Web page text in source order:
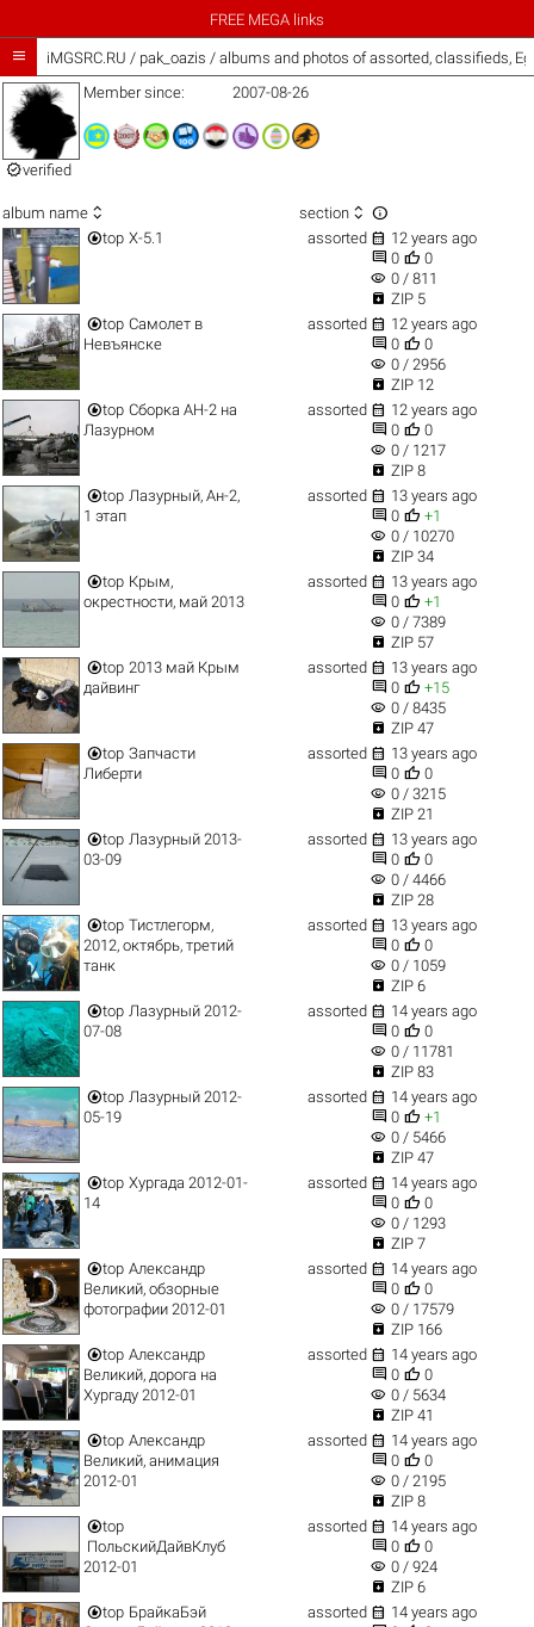
FREE MEGA links
 iMGSRC.RU / pak_oazis / albums and photos of assorted, classifieds,
verified
Member since: 2007-08-26
album name  section  
top Х-5.1 assorted  12 years ago
 0  0
visibility 0 / 811
 ZIP 5
top Самолет в
Невъянске
assorted  12 years ago
 0  0
visibility 0 / 2956
 ZIP 12
top Сборка АН-2 на
Лазурном
assorted  12 years ago
 0  0
visibility 0 / 1217
 ZIP 8
top Лазурный, Ан-2,
1 этап
assorted  13 years ago
 0  +1
visibility 0 / 10270
 ZIP 34
top Крым,
окрестности, май 2013
assorted  13 years ago
 0  +1
visibility 0 / 7389
 ZIP 57
top 2013 май Крым
дайвинг
assorted  13 years ago
 0  +15
visibility 0 / 8435
 ZIP 47
top Запчасти
Либерти
assorted  13 years ago
 0  0
visibility 0 / 3215
 ZIP 21
top Лазурный 2013-
03-09
assorted  13 years ago
 0  0
visibility 0 / 4466
 ZIP 28
top Тистлегорм,
2012, октябрь, третий
танк
assorted  13 years ago
 0  0
visibility 0 / 1059
 ZIP 6
top Лазурный 2012-
07-08
assorted  14 years ago
 0  0
visibility 0 / 11781
 ZIP 83
top Лазурный 2012-
05-19
assorted  14 years ago
 0  +1
visibility 0 / 5466
 ZIP 47
top Хургада 2012-01-
14
assorted  14 years ago
 0  0
visibility 0 / 1293
 ZIP 7
top Александр
Великий, обзорные
фотографии 2012-01
assorted  14 years ago
 0  0
visibility 0 / 17579
 ZIP 166
top Александр
Великий, дорога на
Хургаду 2012-01
assorted  14 years ago
 0  0
visibility 0 / 5634
 ZIP 41
top Александр
Великий, анимация
2012-01
assorted  14 years ago
 0  0
visibility 0 / 2195
 ZIP 8
top
ПольскийДайвКлуб
2012-01
assorted  14 years ago
 0  0
visibility 0 / 924
 ZIP 6
top БрайкаБэй
assorted  14 years ago